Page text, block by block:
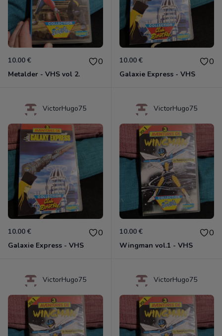
10.00 € 0
Metalder - VHS vol 2.
10.00 € 0
Galaxie Express - VHS
VictorHugo75
10.00 € 0
Galaxie Express - VHS
VictorHugo75
10.00 € 0
Wingman vol.1 - VHS
VictorHugo75 VictorHugo75